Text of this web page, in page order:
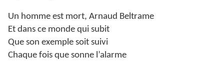
Un homme est mort, Arnaud Beltrame
Et dans ce monde qui subit
Que son exemple soit suivi
Chaque fois que sonne l’alarme